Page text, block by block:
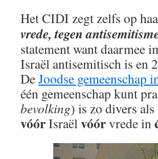
Het CIDI zegt zelfs op
vrede, tegen
statement want daarmee
Israël antisemitisch is en
DeJoodse gemeenschap
één gemeenschap kunt
bevolking) is zo divers
vóórIsraëlvóórvrede in